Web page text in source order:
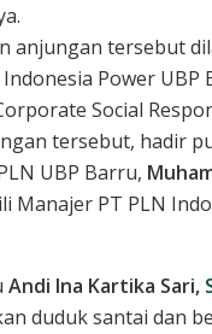
anjungan tersebut
Power UBP
Social
tersebut, hadir
UBP Barru,
Manajer PT PLN
Andi Ina Kartika Sari,
duduk santai dan